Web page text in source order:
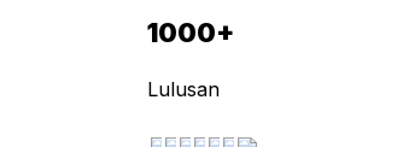
1000+
Lulusan